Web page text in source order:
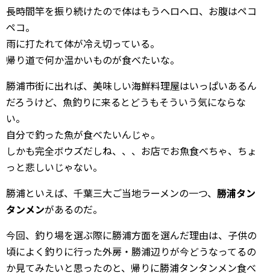
長時間竿を振り続けたので体はもうヘロヘロ、お腹はペコ
ペコ。
雨に打たれて体が冷え切っている。
帰り道で何か温かいものが食べたいな。
勝浦市街に出れば、美味しい海鮮料理屋はいっぱいあるん
だろうけど、魚釣りに来るとどうもそういう気にならな
い。
自分で釣った魚が食べたいんじゃ。
しかも完全ボウズだしね、、、お店でお魚食べちゃ、ちょ
っと悲しいじゃない。
勝浦といえば、千葉三大ご当地ラーメンの一つ、 勝浦タン
タンメンがあるのだ。
今回、釣り場を選ぶ際に勝浦方面を選んだ理由は、子供の
頃によく釣りに行った外房・勝浦辺りが今どうなってるの
か見てみたいと思ったのと、帰りに勝浦タンタンメン食べ